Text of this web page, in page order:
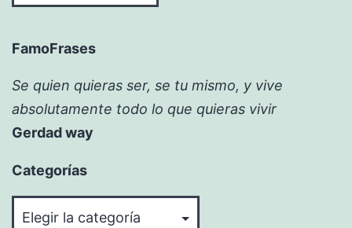
FamoFrases
Se quien quieras ser, se tu mismo, y vive
absolutamente todo lo que quieras vivir
Gerdad way
Categorías